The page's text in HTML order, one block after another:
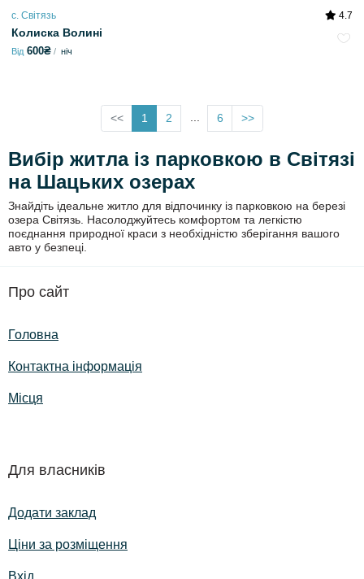
с. Світязь 4.7
Колиска Волині
Від 600₴ ніч
<< 1 2 ... 6 >>
Вибір житла із парковкою в Світязі
на Шацьких озерах
Знайдіть ідеальне житло для відпочинку із парковкою на березі
озера Світязь. Насолоджуйтесь комфортом та легкістю
поєднання природної краси з необхідністю зберігання вашого
авто у безпеці.
Про сайт
Головна
Контактна інформація
Місця
Для власників
Додати заклад
Ціни за розміщення